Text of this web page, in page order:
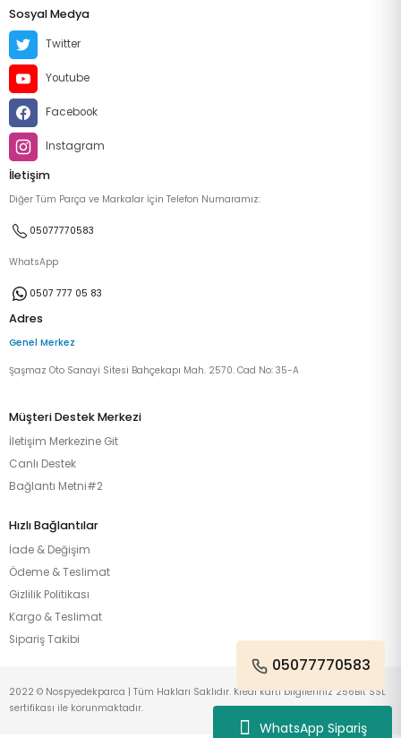
WhatsApp Sipariş
Sosyal Medya
Twitter
Youtube
Facebook
Instagram
İletişim
Diğer Tüm Parça ve Markalar İçin Telefon Numaramız:
05077770583
WhatsApp
0507 777 05 83
Adres
Genel Merkez
Şaşmaz Oto Sanayi Sitesi Bahçekapı Mah. 2570. Cad No: 35-A
Müşteri Destek Merkezi
İletişim Merkezine Git
Canlı Destek
Bağlantı Metni#2
Hızlı Bağlantılar
İade & Değişim
Ödeme & Teslimat
Gizlilik Politikası
Kargo & Teslimat
Sipariş Takibi
05077770583
2022 © Nospyedekparca | Tüm Hakları Saklıdır. Kredi kartı bilgileriniz 256Bit SSL
sertifikası ile korunmaktadır.